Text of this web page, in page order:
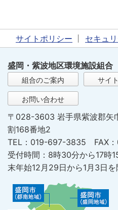
サイトポリシー セキュ
盛岡・紫波地区環境施設組合
組合のご案内 サイ
お問い合わせ
〒028-3603 岩手県紫波郡矢
割168番地2
TEL：019-697-3835 FAX
受付時間：8時30分から17時
末年始12月29日から1月3日を